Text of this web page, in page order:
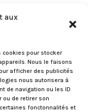
aux
cookies pour stocker
Nous le faisons
afficher des publicités
nous autorisera à
de navigation ou les ID
ou de retirer son
fonctonnalités et
puis
exigibles,
du code de
sur la base